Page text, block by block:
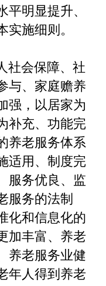
明显提升、
实施细则。
社会保障、社
与、家庭赡养
强，以居家为
补充、功能完
养老服务体系
适用、制度完
服务优良、监
服务的法制
化和信息化的
加丰富、养老
养老服务业健
年人得到养老